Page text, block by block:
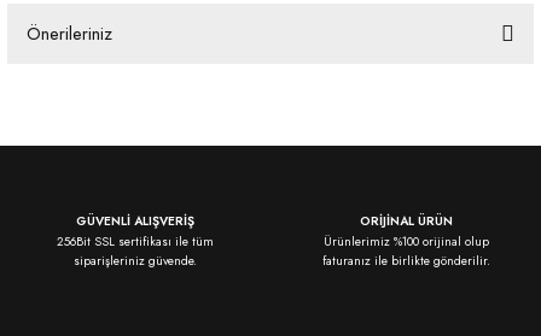
Önerileriniz
Ürün resmi kalitesiz, bozuk veya görüntülenemiyor.
Ürün açıklamasında eksik bilgiler bulunuyor.
GÜVENLİ ALIŞVERİŞ
256Bit SSL sertifikası ile tüm
siparişleriniz güvende.
ORİJİNAL ÜRÜN
Ürünlerimiz %100 orijinal olup
faturanız ile birlikte gönderilir.